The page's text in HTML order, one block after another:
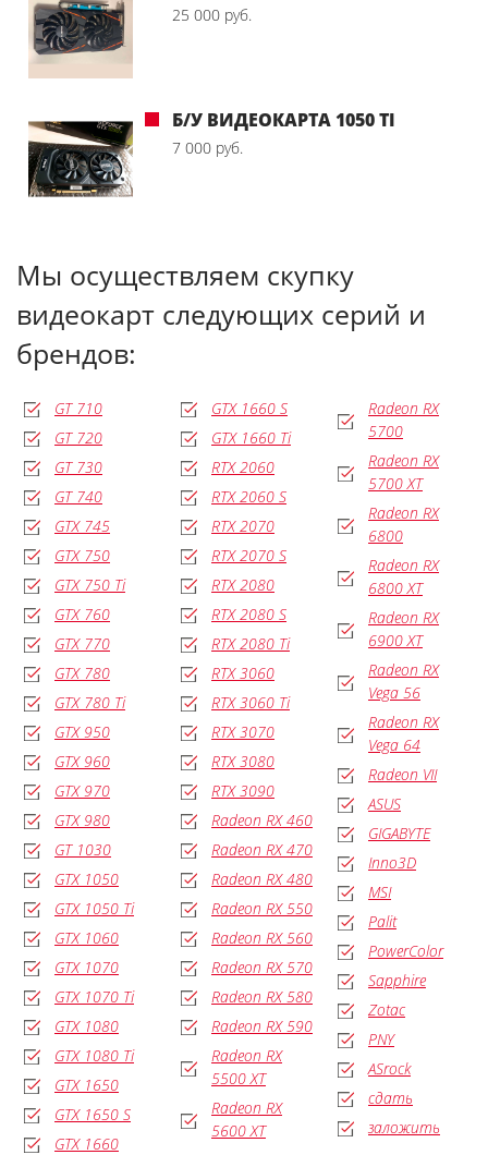
25 000 руб.
Б/У ВИДЕОКАРТА 1050 TI
7 000 руб.
Мы осуществляем скупку
видеокарт следующих серий и
брендов:
GT 710
GT 720
GT 730
GT 740
GTX 745
GTX 750
GTX 750 Ti
GTX 760
GTX 770
GTX 780
GTX 780 Ti
GTX 950
GTX 960
GTX 970
GTX 980
GT 1030
GTX 1050
GTX 1050 Ti
GTX 1060
GTX 1070
GTX 1070 Ti
GTX 1080
GTX 1080 Ti
GTX 1650
GTX 1650 S
GTX 1660
GTX 1660 S
GTX 1660 Ti
RTX 2060
RTX 2060 S
RTX 2070
RTX 2070 S
RTX 2080
RTX 2080 S
RTX 2080 Ti
RTX 3060
RTX 3060 Ti
RTX 3070
RTX 3080
RTX 3090
Radeon RX 460
Radeon RX 470
Radeon RX 480
Radeon RX 550
Radeon RX 560
Radeon RX 570
Radeon RX 580
Radeon RX 590
Radeon RX
5500 XT
Radeon RX
5600 XT
Radeon RX
5700
Radeon RX
5700 XT
Radeon RX
6800
Radeon RX
6800 XT
Radeon RX
6900 XT
Radeon RX
Vega 56
Radeon RX
Vega 64
Radeon VII
ASUS
GIGABYTE
Inno3D
MSI
Palit
PowerColor
Sapphire
Zotac
PNY
ASrock
сдать
заложить